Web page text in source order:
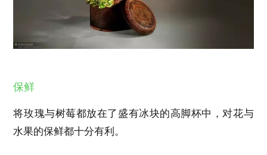
保鲜
将玫瑰与树莓都放在了盛有冰块的高脚杯中，对花与
水果的保鲜都十分有利。